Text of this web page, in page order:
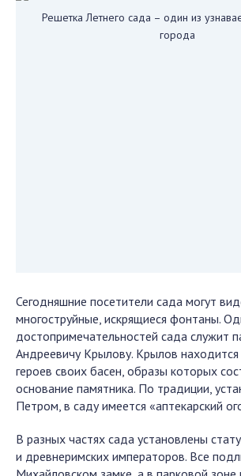
Решетка Летнего сада – один из
города
Сегодняшние посетители сада могут
многоструйные, искрящиеся фонтаны.
достопримечательностей сада служит
Андреевичу Крылову. Крылов
героев своих басен, образы которых
основание памятника. По традиции,
Петром, в саду имеется «аптекарский
В разных частях сада установлены
и древнеримских императоров. Все